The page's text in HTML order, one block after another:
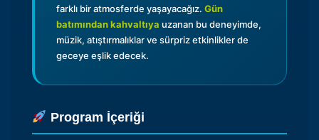
farklı bir atmosferde yaşayacağız. Gün
batımından kahvaltıya uzanan bu deneyimde,
müzik, atıştırmalıklar ve sürpriz etkinlikler de
geceye eşlik edecek.
Program İçeriği